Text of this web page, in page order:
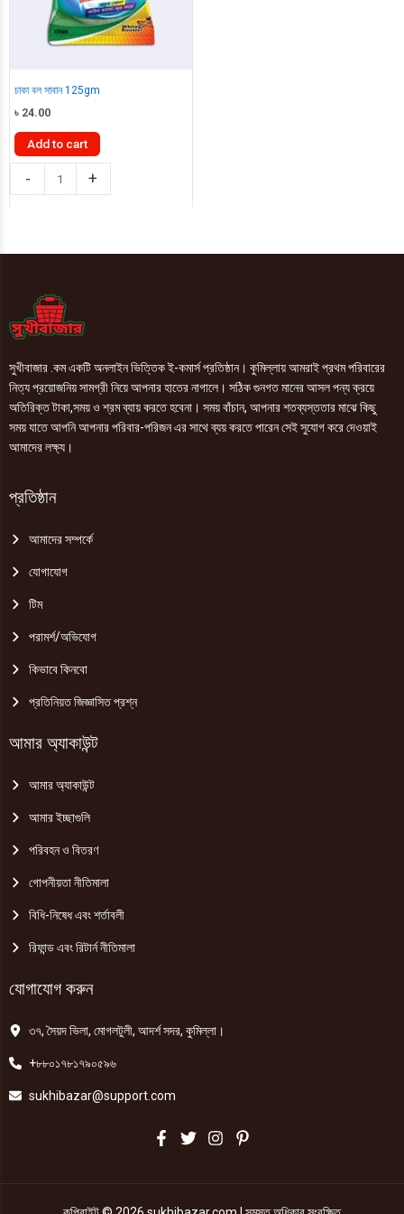
চাকা বল সাবান 125gm
৳ 24.00
Add to cart
-
বল
quantity
+
সুখীবাজার .কম একটি অনলাইন ভিত্তিক ই-কমার্স প্রতিষ্ঠান। কুমিল্লায় আমরাই প্রথম পরিবারের
নিত্য প্রয়োজনিয় সামগ্রী নিয়ে আপনার হাতের নাগালে। সঠিক গুনগত মানের আসল পন্য ক্রয়ে
অতিরিক্ত টাকা,সময় ও শ্রম ব্যায় করতে হবেনা। সময় বাঁচান, আপনার শতব্যস্ততার মাঝে কিছু
সময় যাতে আপনি আপনার পরিবার-পরিজন এর সাথে ব্যয় করতে পারেন সেই সুযোগ করে দেওয়াই
আমাদের লক্ষ্য।
প্রতিষ্ঠান
আমাদের সম্পর্কে
যোগাযোগ
টিম
পরামর্শ/অভিযোগ
কিভাবে কিনবো
প্রতিনিয়ত জিজ্ঞাসিত প্রশ্ন
আমার অ্যাকাউন্ট
আমার অ্যাকাউন্ট
আমার ইচ্ছাগুলি
পরিবহন ও বিতরণ
গোপনীয়তা নীতিমালা
বিধি-নিষেধ এবং শর্তাবলী
রিফান্ড এবং রিটার্ন নীতিমালা
যোগাযোগ করুন
৩৭, সৈয়দ ভিলা, মোগলটুলী, আদর্শ সদর, কুমিল্লা।
+৮৮০১৭৮১৭৯০৫৯৬
sukhibazar@support.com